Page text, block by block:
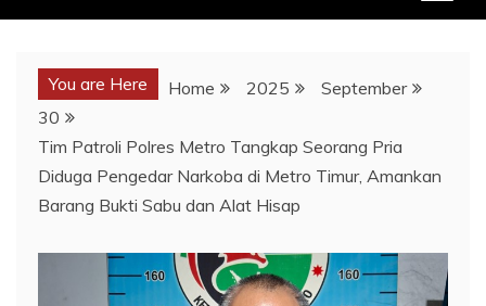
You are Here Home 2025
September
30
Tim Patroli Polres Metro Tangkap Seorang Pria
Diduga Pengedar Narkoba di Metro Timur, Amankan
Barang Bukti Sabu dan Alat Hisap